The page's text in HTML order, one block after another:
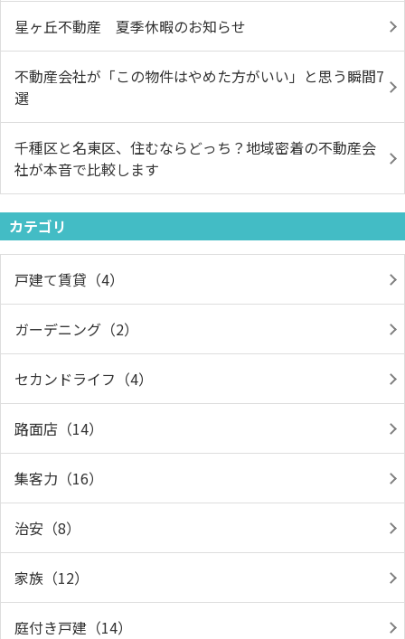
星ヶ丘不動産 夏季休暇のお知らせ
不動産会社が「この物件はやめた方がいい」と思う瞬間7
選
千種区と名東区、住むならどっち？地域密着の不動産会
社が本音で比較します
カテゴリ
戸建て賃貸（4）
ガーデニング（2）
セカンドライフ（4）
路面店（14）
集客力（16）
治安（8）
家族（12）
庭付き戸建（14）